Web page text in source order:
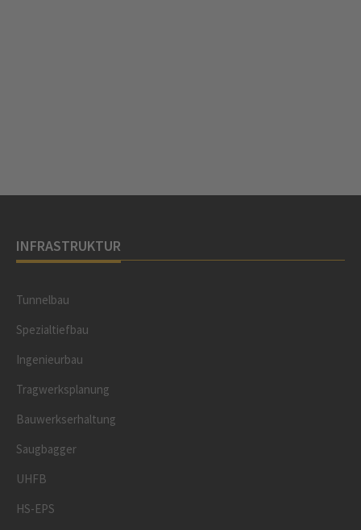
INFRASTRUKTUR
Tunnelbau
Spezialtiefbau
Ingenieurbau
Tragwerksplanung
Bauwerkserhaltung
Saugbagger
UHFB
HS-EPS